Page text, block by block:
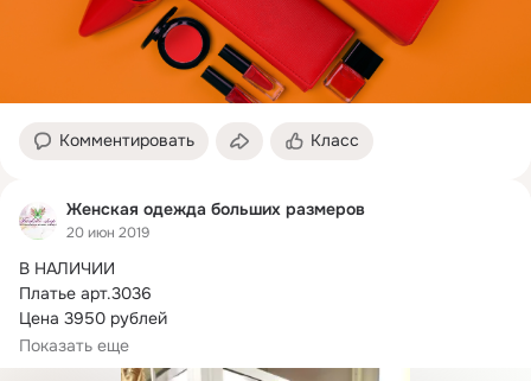
Комментировать Класс
Женская одежда больших размеров
20 июн 2019
В НАЛИЧИИ
Платье арт.3036
Цена 3950 рублей
Размер 58 60 62
Стильное платье производства Турции
Показать еще